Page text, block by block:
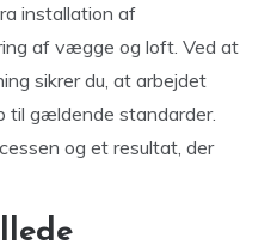
installation af
af vægge og loft. Ved at
sikrer du, at arbejdet
til gældende standarder.
og et resultat, der